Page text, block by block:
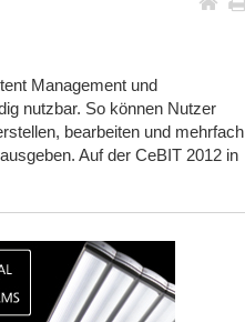
Management und
nutzbar. So können Nutzer
bearbeiten und mehrfach
Auf der CeBIT 2012 in